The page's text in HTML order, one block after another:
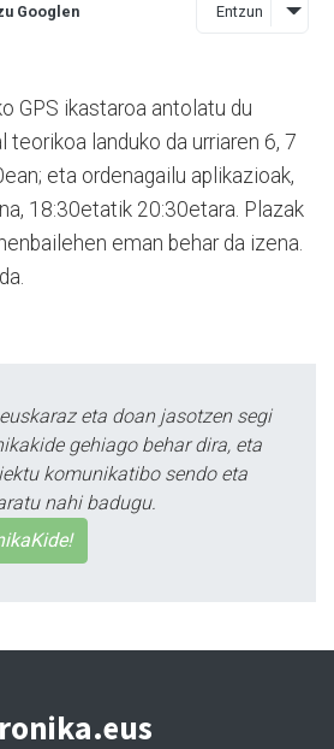
Googlen Entzun
GPS ikastaroa antolatu du
teorikoa landuko da urriaren 6, 7
eta ordenagailu aplikazioak,
18:30etatik 20:30etara. Plazak
eman behar da izena.
eta doan jasotzen segi
gehiago behar dira, eta
komunikatibo sendo eta
nahi badugu.